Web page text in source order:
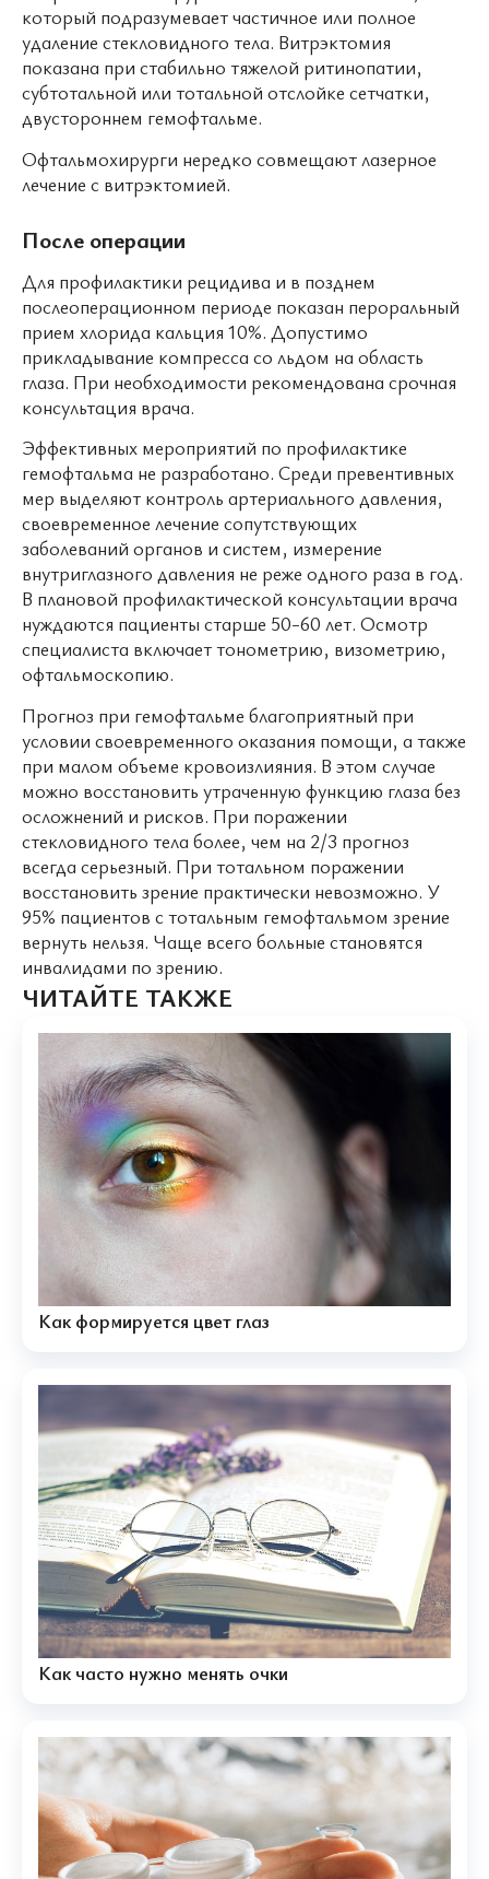
который подразумевает частичное или полное
удаление стекловидного тела. Витрэктомия
показана при стабильно тяжелой ритинопатии,
субтотальной или тотальной отслойке сетчатки,
двустороннем гемофтальме.
Офтальмохирурги нередко совмещают лазерное
лечение с витрэктомией.
После операции
Для профилактики рецидива и в позднем
послеоперационном периоде показан пероральный
прием хлорида кальция 10%. Допустимо
прикладывание компресса со льдом на область
глаза. При необходимости рекомендована срочная
консультация врача.
Эффективных мероприятий по профилактике
гемофтальма не разработано. Среди превентивных
мер выделяют контроль артериального давления,
своевременное лечение сопутствующих
заболеваний органов и систем, измерение
внутриглазного давления не реже одного раза в год.
В плановой профилактической консультации врача
нуждаются пациенты старше 50-60 лет. Осмотр
специалиста включает тонометрию, визометрию,
офтальмоскопию.
Прогноз при гемофтальме благоприятный при
условии своевременного оказания помощи, а также
при малом объеме кровоизлияния. В этом случае
можно восстановить утраченную функцию глаза без
осложнений и рисков. При поражении
стекловидного тела более, чем на 2/3 прогноз
всегда серьезный. При тотальном поражении
восстановить зрение практически невозможно. У
95% пациентов с тотальным гемофтальмом зрение
вернуть нельзя. Чаще всего больные становятся
инвалидами по зрению.
ЧИТАЙТЕ ТАКЖЕ
Как формируется цвет глаз
Как часто нужно менять очки